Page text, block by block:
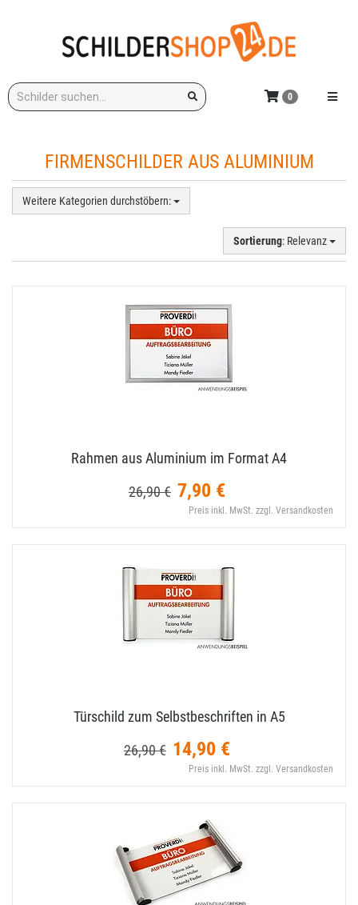
Stichwort: Menü
0
FIRMENSCHILDER AUS ALUMINIUM
Weitere Kategorien durchstöbern:
Sortierung: Relevanz
Rahmen aus Aluminium im Format A4
26,90 € 7,90 €
Preis inkl. MwSt. zzgl. Versandkosten
Türschild zum Selbstbeschriften in A5
26,90 € 14,90 €
Preis inkl. MwSt. zzgl. Versandkosten